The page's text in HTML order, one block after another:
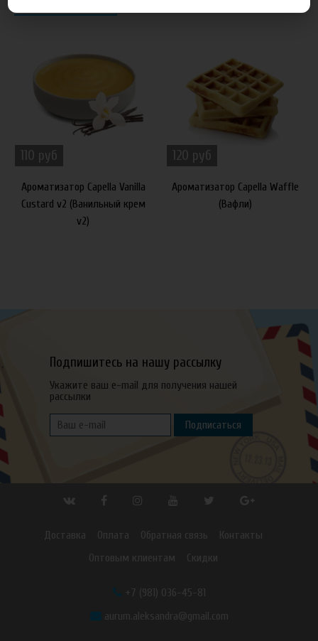
110 руб
Ароматизатор Capella Vanilla
Custard v2 (Ванильный крем
v2)
120 руб
Ароматизатор Capella Waffle
(Вафли)
Подпишитесь на нашу рассылку
Укажите ваш e-mail для получения нашей
рассылки
Подписаться
Доставка Оплата Обратная связь
Контакты
Оптовым клиентам
Скидки
+7 (981) 036-45-81
aurum.aleksandra@gmail.com